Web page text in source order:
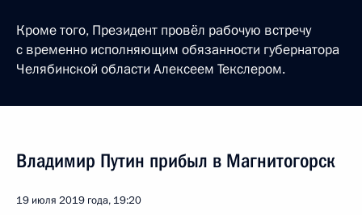
Кроме того, Президент провёл рабочую встречу
с временно исполняющим обязанности губернатора
Челябинской области Алексеем Текслером.
Владимир Путин прибыл в Магнитогорск
19 июля 2019 года, 19:20